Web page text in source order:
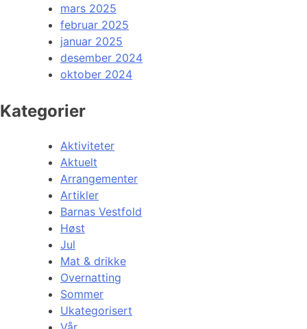
mars 2025
februar 2025
januar 2025
desember 2024
oktober 2024
Kategorier
Aktiviteter
Aktuelt
Arrangementer
Artikler
Barnas Vestfold
Høst
Jul
Mat & drikke
Overnatting
Sommer
Ukategorisert